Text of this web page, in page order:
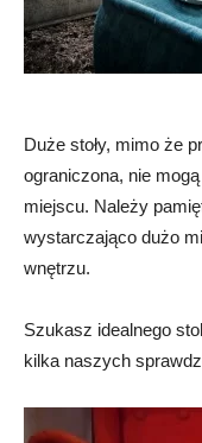
Duże stoły, mimo że
ograniczona, nie
miejscu. Należy
wystarczająco dużo
wnętrzu.
Szukasz idealnego
kilka naszych